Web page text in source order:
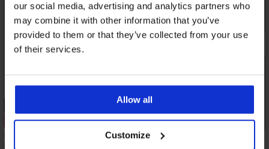
our social media, advertising and analytics partners who
may combine it with other information that you’ve
provided to them or that they’ve collected from your use
of their services.
Allow all
Customize
Отстъпка -30%
Отстъпка -50%